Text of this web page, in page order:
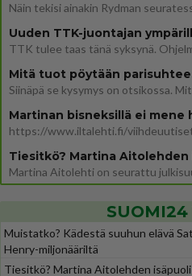
Mitä tuot pöytään
Martinan bisneksillä ei mene
Muistatko? Kädestä suuhun elävä
Henry-miljonääriltä
Tiesitkö? Martina Aitolehden